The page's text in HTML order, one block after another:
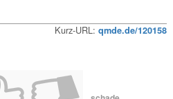
Kurz-URL: qmde.de/120158